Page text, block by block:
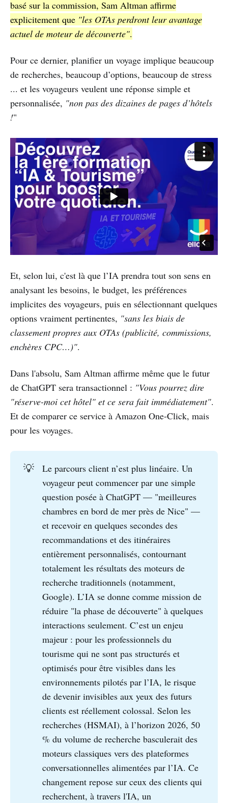
basé sur la commission, Sam Altman affirme
explicitement que "les OTAs perdront leur avantage
actuel de moteur de découverte".
Pour ce dernier, planifier un voyage implique beaucoup
de recherches, beaucoup d’options, beaucoup de stress
... et les voyageurs veulent une réponse simple et
personnalisée, "non pas des dizaines de pages d’hôtels
!"
Et, selon lui, c'est là que l’IA prendra tout son sens en
analysant les besoins, le budget, les préférences
implicites des voyageurs, puis en sélectionnant quelques
options vraiment pertinentes, "sans les biais de
classement propres aux OTAs (publicité, commissions,
enchères CPC…)".
Dans l'absolu, Sam Altman affirme même que le futur
de ChatGPT sera transactionnel : "Vous pourrez dire
"réserve-moi cet hôtel" et ce sera fait immédiatement".
Et de comparer ce service à Amazon One-Click, mais
pour les voyages.
💡
Le parcours client n’est plus linéaire. Un
voyageur peut commencer par une simple
question posée à ChatGPT — "meilleures
chambres en bord de mer près de Nice" —
et recevoir en quelques secondes des
recommandations et des itinéraires
entièrement personnalisés, contournant
totalement les résultats des moteurs de
recherche traditionnels (notamment,
Google). L’IA se donne comme mission de
réduire "la phase de découverte" à quelques
interactions seulement. C’est un enjeu
majeur : pour les professionnels du
tourisme qui ne sont pas structurés et
optimisés pour être visibles dans les
environnements pilotés par l’IA, le risque
de devenir invisibles aux yeux des futurs
clients est réellement colossal. Selon les
recherches (HSMAI), à l’horizon 2026, 50
% du volume de recherche basculerait des
moteurs classiques vers des plateformes
conversationnelles alimentées par l’IA. Ce
changement repose sur ceux des clients qui
recherchent, à travers l'IA, un